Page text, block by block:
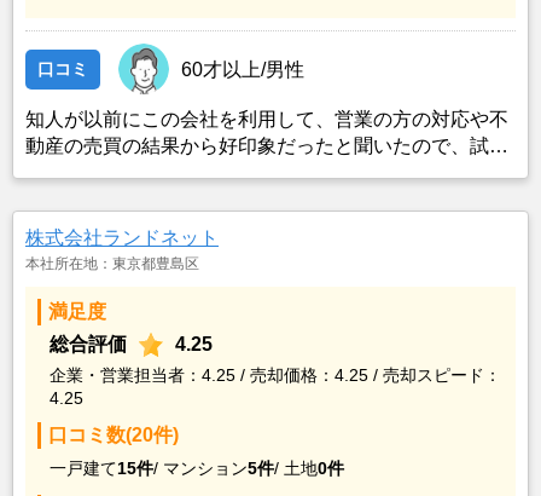
口コミ 60才以上/男性
知人が以前にこの会社を利用して、営業の方の対応や不
動産の売買の結果から好印象だったと聞いたので、試し
ったので、利用した。
株式会社ランドネット
本社所在地：東京都豊島区
満足度
総合評価
4.25
企業・営業担当者：4.25 / 売却価格：4.25 / 売却スピード：
4.25
口コミ数(20件)
一戸建て15件/ マンション5件/ 土地0件